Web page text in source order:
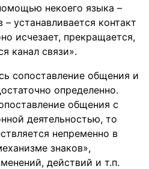
некоего языка –
– устанавливается контакт
исчезает, прекращается,
канал связи».
сопоставление общения и
определенно.
общения с
деятельностью, то
непременно в
знаков»,
действий и т.п.